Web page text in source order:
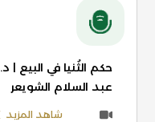
حكم الثُنيا في البيع | د.
عبد السلام الشويعر
شاهد المزيد